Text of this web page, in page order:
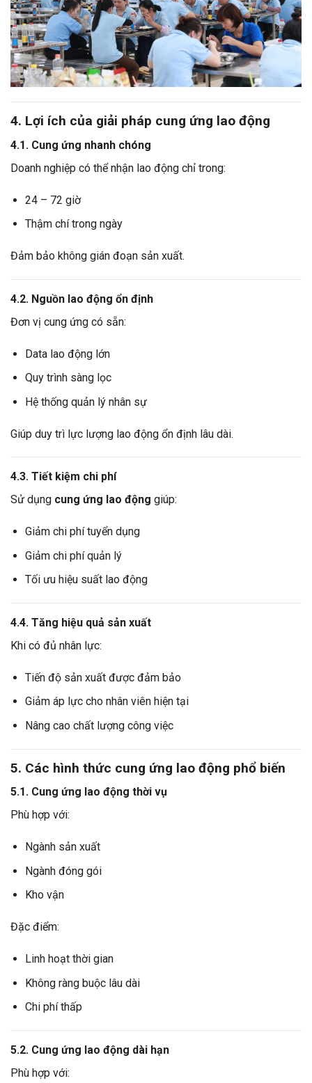
4. Lợi ích của giải pháp cung ứng lao động
4.1. Cung ứng nhanh chóng
Doanh nghiệp có thể nhận lao động chỉ trong:
24 – 72 giờ
Thậm chí trong ngày
Đảm bảo không gián đoạn sản xuất.
4.2. Nguồn lao động ổn định
Đơn vị cung ứng có sẵn:
Data lao động lớn
Quy trình sàng lọc
Hệ thống quản lý nhân sự
Giúp duy trì lực lượng lao động ổn định lâu dài.
4.3. Tiết kiệm chi phí
Sử dụng cung ứng lao động giúp:
Giảm chi phí tuyển dụng
Giảm chi phí quản lý
Tối ưu hiệu suất lao động
4.4. Tăng hiệu quả sản xuất
Khi có đủ nhân lực:
Tiến độ sản xuất được đảm bảo
Giảm áp lực cho nhân viên hiện tại
Nâng cao chất lượng công việc
5. Các hình thức cung ứng lao động phổ biến
5.1. Cung ứng lao động thời vụ
Phù hợp với:
Ngành sản xuất
Ngành đóng gói
Kho vận
Đặc điểm:
Linh hoạt thời gian
Không ràng buộc lâu dài
Chi phí thấp
5.2. Cung ứng lao động dài hạn
Phù hợp với: